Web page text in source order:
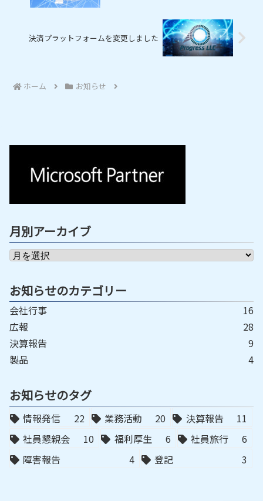
決済プラットフォームを変更しました
ホーム お知らせ
月別アーカイブ
お知らせのカテゴリー
会社行事
16
広報
28
決算報告
9
製品
4
お知らせのタグ
情報発信 22 業務活動 20 決算報告
11
社員懇親会
10 福利厚生 6 社員旅行
6
障害報告
4 登記 3